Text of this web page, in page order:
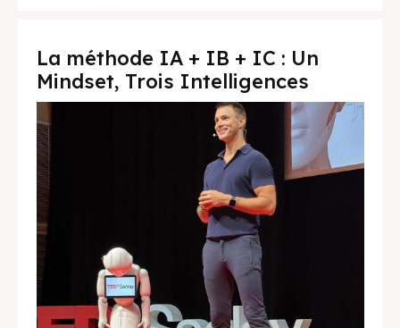
La méthode IA + IB + IC : Un
Mindset, Trois Intelligences